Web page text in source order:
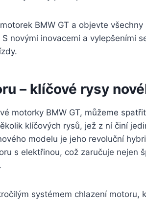
BMW GT a objevte
novými inovacemi a vylepšeními
– klíčové rysy
motorky BMW GT, můžeme
klíčových rysů, jež z ní činí
modelu je jeho revoluční
s elektřinou, což zaručuje nejen
systémem chlazení motoru,